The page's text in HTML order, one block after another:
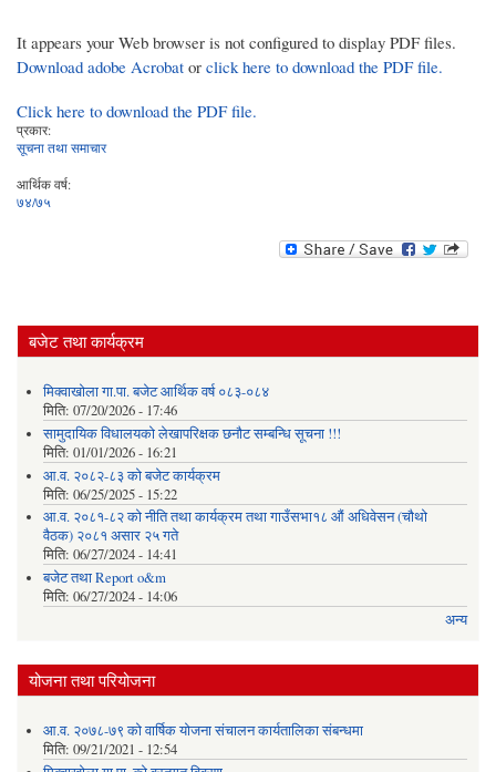
It appears your Web browser is not configured to display PDF files.
Download adobe Acrobat or click here to download the PDF file.
Click here to download the PDF file.
प्रकार:
सूचना तथा समाचार
आर्थिक वर्ष:
७४/७५
बजेट तथा कार्यक्रम
मिक्वाखोला गा.पा. बजेट आर्थिक वर्ष ०८३-०८४
मिति: 07/20/2026 - 17:46
सामुदायिक विधालयको लेखापरिक्षक छनौट सम्बन्धि सूचना !!!
मिति: 01/01/2026 - 16:21
आ.व. २०८२-८३ को बजेट कार्यक्रम
मिति: 06/25/2025 - 15:22
आ.व. २०८१-८२ को नीति तथा कार्यक्रम तथा गाउँसभा१८ औं अधिवेसन (चौथो
वैठक) २०८१ असार २५ गते
मिति: 06/27/2024 - 14:41
बजेट तथा Report o&m
मिति: 06/27/2024 - 14:06
अन्य
योजना तथा परियोजना
आ.व. २०७८-७९ को वार्षिक योजना संचालन कार्यतालिका संबन्धमा
मिति: 09/21/2021 - 12:54